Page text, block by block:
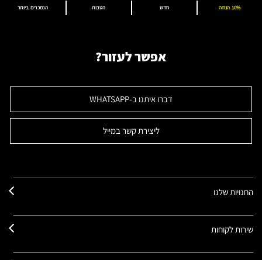
הנמכרים ביותר הטבות חדש 10% הנחה
אפשר לעזור?
דברו איתנו ב-WHATSAPP
ליצירת קשר במייל
החנויות שלנו
שירות לקוחות